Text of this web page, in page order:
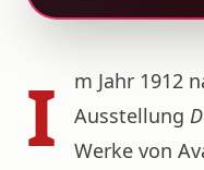
I
m Jahr 1912
Ausstellung
Werke von